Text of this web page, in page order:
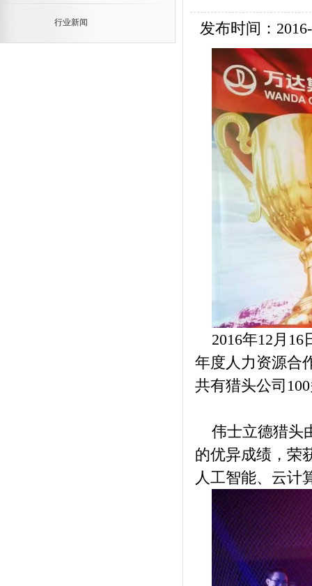
行业新闻 发布时间：
2016年12月 16
年度人力资源合
共有猎头公司
伟士立德猎头
的优异成绩，荣
人工智能、云计